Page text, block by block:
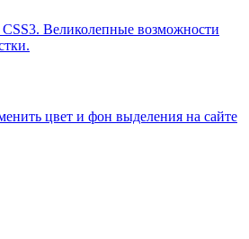
CSS3. Великолепные возможности
цвет и фон выделения на сайте